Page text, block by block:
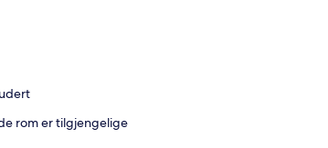
rom er tilgjengelige